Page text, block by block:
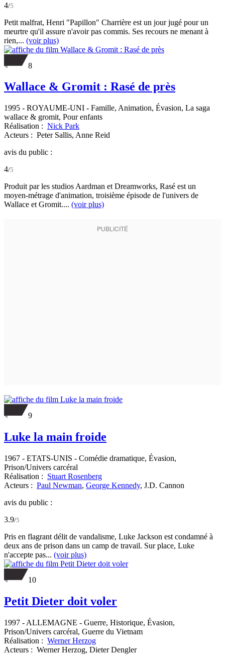
4/5
Petit malfrat, Henri "Papillon" Charrière est un jour jugé pour un
meurtre qu'il assure n'avoir pas commis. Ses recours ne menant à
rien,... (voir plus)
8
Wallace & Gromit : Rasé de près
1995 - ROYAUME-UNI - Famille, Animation, Évasion, La saga
wallace & gromit, Pour enfants
Réalisation : Nick Park
Acteurs : Peter Sallis, Anne Reid
avis du public :
4/5
Produit par les studios Aardman et Dreamworks, Rasé est un
moyen-métrage d'animation, troisième épisode de l'univers de
Wallace et Gromit.... (voir plus)
9
Luke la main froide
1967 - ETATS-UNIS - Comédie dramatique, Évasion,
Prison/Univers carcéral
Réalisation : Stuart Rosenberg
Acteurs : Paul Newman, George Kennedy, J.D. Cannon
avis du public :
3.9/5
Pris en flagrant délit de vandalisme, Luke Jackson est condamné à
deux ans de prison dans un camp de travail. Sur place, Luke
n'accepte pas... (voir plus)
10
Petit Dieter doit voler
1997 - ALLEMAGNE - Guerre, Historique, Évasion,
Prison/Univers carcéral, Guerre du Vietnam
Réalisation : Werner Herzog
Acteurs : Werner Herzog, Dieter Dengler